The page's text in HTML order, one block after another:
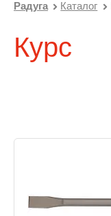
Радуга Каталог
Курс